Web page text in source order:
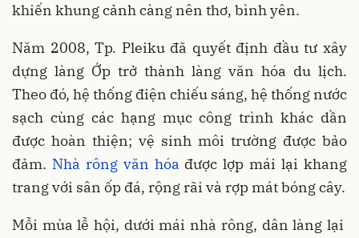
khiến khung cảnh càng nên thơ, bình yên.
Năm 2008, Tp. Pleiku đã quyết định đầu tư xây
dựng làng Ớp trở thành làng văn hóa du lịch.
Theo đó, hệ thống điện chiếu sáng, hệ thống nước
sạch cùng các hạng mục công trình khác dần
được hoàn thiện; vệ sinh môi trường được bảo
đảm. Nhà rông văn hóa được lợp mái lại khang
trang với sân ốp đá, rộng rãi và rợp mát bóng cây.
Mỗi mùa lễ hội, dưới mái nhà rông, dân làng lại